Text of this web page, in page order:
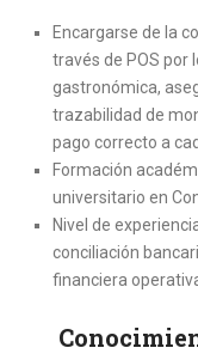
Encargarse de la
través de POS por
gastronómica,
trazabilidad de
pago correcto a
Formación
universitario en
Nivel de
conciliación
financiera